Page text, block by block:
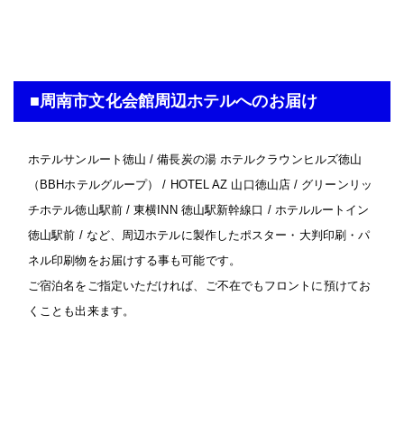
■周南市文化会館周辺ホテルへのお届け
ホテルサンルート徳山 / 備長炭の湯 ホテルクラウンヒルズ徳山
（BBHホテルグループ） / HOTEL AZ 山口徳山店 / グリーンリッ
チホテル徳山駅前 / 東横INN 徳山駅新幹線口 / ホテルルートイン
徳山駅前 / など、周辺ホテルに製作したポスター・大判印刷・パ
ネル印刷物をお届けする事も可能です。
ご宿泊名をご指定いただければ、ご不在でもフロントに預けてお
くことも出来ます。